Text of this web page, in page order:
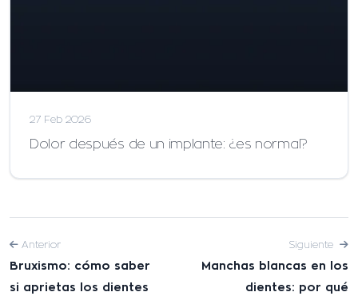
27 Feb 2026
Dolor después de un implante: ¿es normal?
Anterior
Bruxismo: cómo saber
si aprietas los dientes
Siguiente
Manchas blancas en los
dientes: por qué